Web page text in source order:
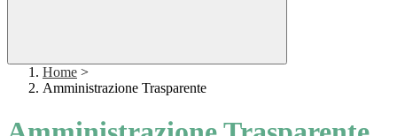
Home >
Amministrazione Trasparente